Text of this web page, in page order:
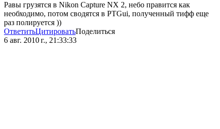
Равы грузятся в Nikon Capture NX 2, небо правится как
необходимо, потом сводятся в PTGui, полученный тифф еще
раз полируется ))
ОтветитьЦитироватьПоделиться
6 авг. 2010 г., 21:33:33